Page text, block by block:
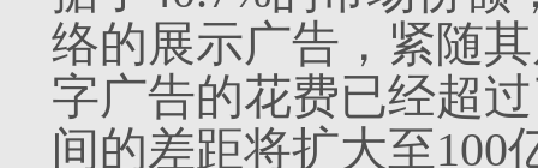
络的展示广告，紧随
字广告的花费已经超
间的差距将扩大至100